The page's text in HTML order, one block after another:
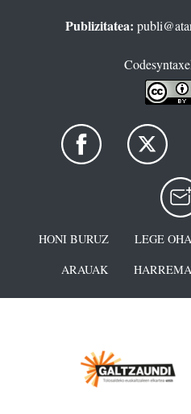
Publizitatea:
HONI BURUZ LEGE
ARAUAK